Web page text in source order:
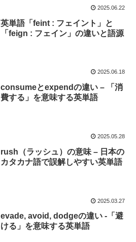
2025.06.22
英単語「feint : フェイント」と
「feign : フェイン」の違いと語源
2025.06.18
consumeとexpendの違い – 「消
費する」を意味する英単語
2025.05.28
rush（ラッシュ）の意味 – 日本の
カタカナ語で誤解しやすい英単語
2025.03.27
evade, avoid, dodgeの違い -「避
ける」を意味する英単語